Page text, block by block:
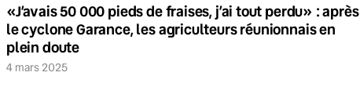
«J’avais 50 000 pieds de fraises, j’ai tout perdu» : après
le cyclone Garance, les agriculteurs réunionnais en
plein doute
4 mars 2025